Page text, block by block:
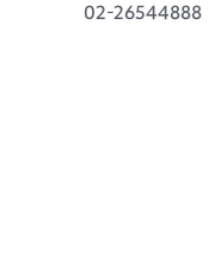
02-26544888